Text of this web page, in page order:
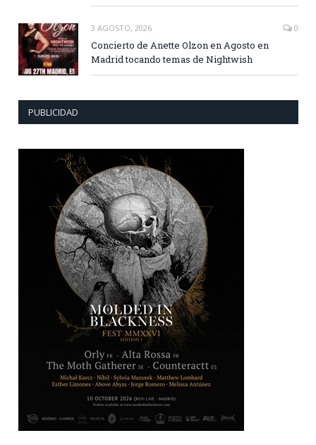
3 AGOSTO, 2026 0
Concierto de Anette Olzon en Agosto en
Madrid tocando temas de Nightwish
PUBLICIDAD